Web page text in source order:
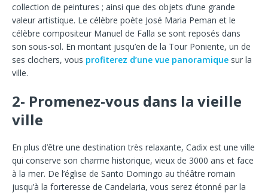
collection de peintures ; ainsi que des objets d’une grande
valeur artistique. Le célèbre poète José Maria Peman et le
célèbre compositeur Manuel de Falla se sont reposés dans
son sous-sol. En montant jusqu’en de la Tour Poniente, un de
ses clochers, vous profiterez d’une vue panoramique sur la
ville.
2- Promenez-vous dans la vieille
ville
En plus d’être une destination très relaxante, Cadix est une ville
qui conserve son charme historique, vieux de 3000 ans et face
à la mer. De l’église de Santo Domingo au théâtre romain
jusqu’à la forteresse de Candelaria, vous serez étonné par la